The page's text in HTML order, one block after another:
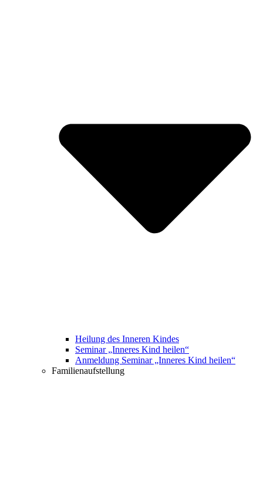
Heilung des Inneren Kindes
Seminar „Inneres Kind heilen“
Anmeldung Seminar „Inneres Kind heilen“
Familienaufstellung